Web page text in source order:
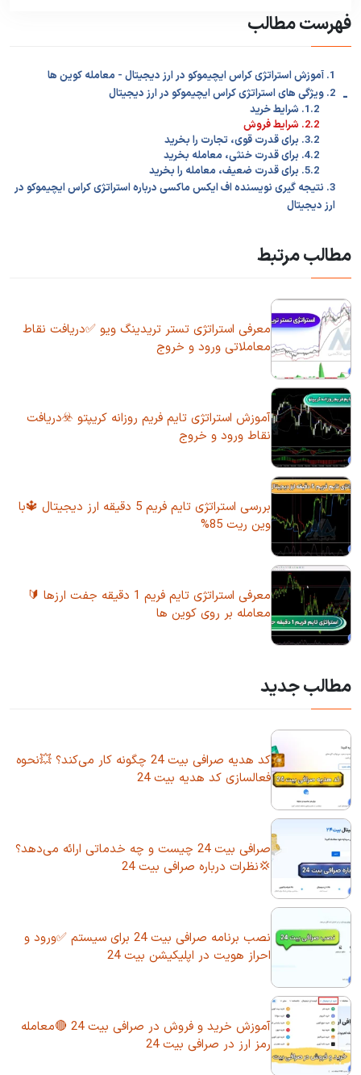
فهرست مطالب
1. آموزش استراتژی کراس ایچیموکو در ارز دیجیتال - معامله کوین ها
2. ویژگی های استراتژی کراس ایچیموکو در ارز دیجیتال -
1.2. شرایط خرید
2.2. شرایط فروش
3.2. برای قدرت قوی، تجارت را بخرید
4.2. برای قدرت خنثی، معامله بخرید
5.2. برای قدرت ضعیف، معامله را بخرید
3. نتیجه گیری نویسنده اف ایکس ماکسی درباره استراتژی کراس ایچیموکو در
ارز دیجیتال
مطالب مرتبط
معرفی استراتژی تستر تریدینگ ویو ✅دریافت نقاط
معاملاتی ورود و خروج
آموزش استراتژی تایم فریم روزانه کریپتو ☣️دریافت
نقاط ورود و خروج
بررسی استراتژی تایم فریم 5 دقیقه ارز دیجیتال 🔱با
وین ریت 85%
معرفی استراتژی تایم فریم 1 دقیقه جفت ارزها 🔰
معامله بر روی کوین ها
مطالب جدید
کد هدیه صرافی بیت 24 چگونه کار می‌کند؟ 💥نحوه
فعالسازی کد هدیه بیت 24
صرافی بیت 24 چیست و چه خدماتی ارائه می‌دهد؟
💢نظرات درباره صرافی بیت 24
نصب برنامه صرافی بیت 24 برای سیستم ✅ورود و
احراز هویت در اپلیکیشن بیت 24
آموزش خرید و فروش در صرافی بیت 24 🔴معامله
رمز ارز در صرافی بیت 24